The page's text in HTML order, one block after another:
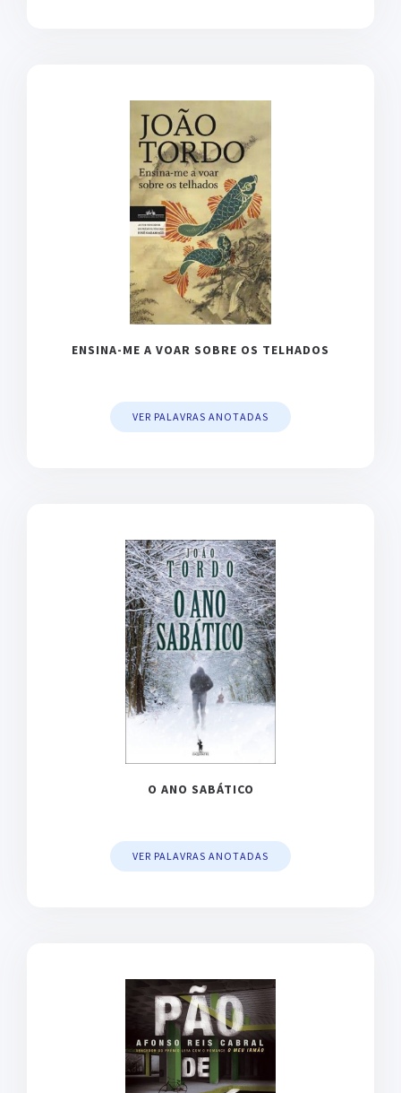
ENSINA-ME A VOAR SOBRE OS TELHADOS
VER PALAVRAS ANOTADAS
O ANO SABÁTICO
VER PALAVRAS ANOTADAS